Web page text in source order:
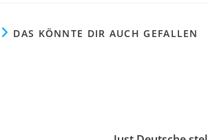
DAS KÖNNTE DIR AUCH GEFALLEN